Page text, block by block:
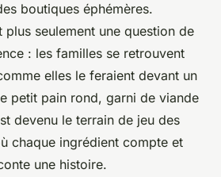
boutiques éphémères.
plus seulement une question de
: les familles se retrouvent
elles le feraient devant un
petit pain rond, garni de viande
devenu le terrain de jeu des
chaque ingrédient compte et
une histoire.